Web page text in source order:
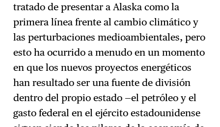
tratado de presentar a Alaska como la
primera línea frente al cambio climático y
las perturbaciones medioambientales, pero
esto ha ocurrido a menudo en un momento
en que los nuevos proyectos energéticos
han resultado ser una fuente de división
dentro del propio estado —el petróleo y el
gasto federal en el ejército estadounidense